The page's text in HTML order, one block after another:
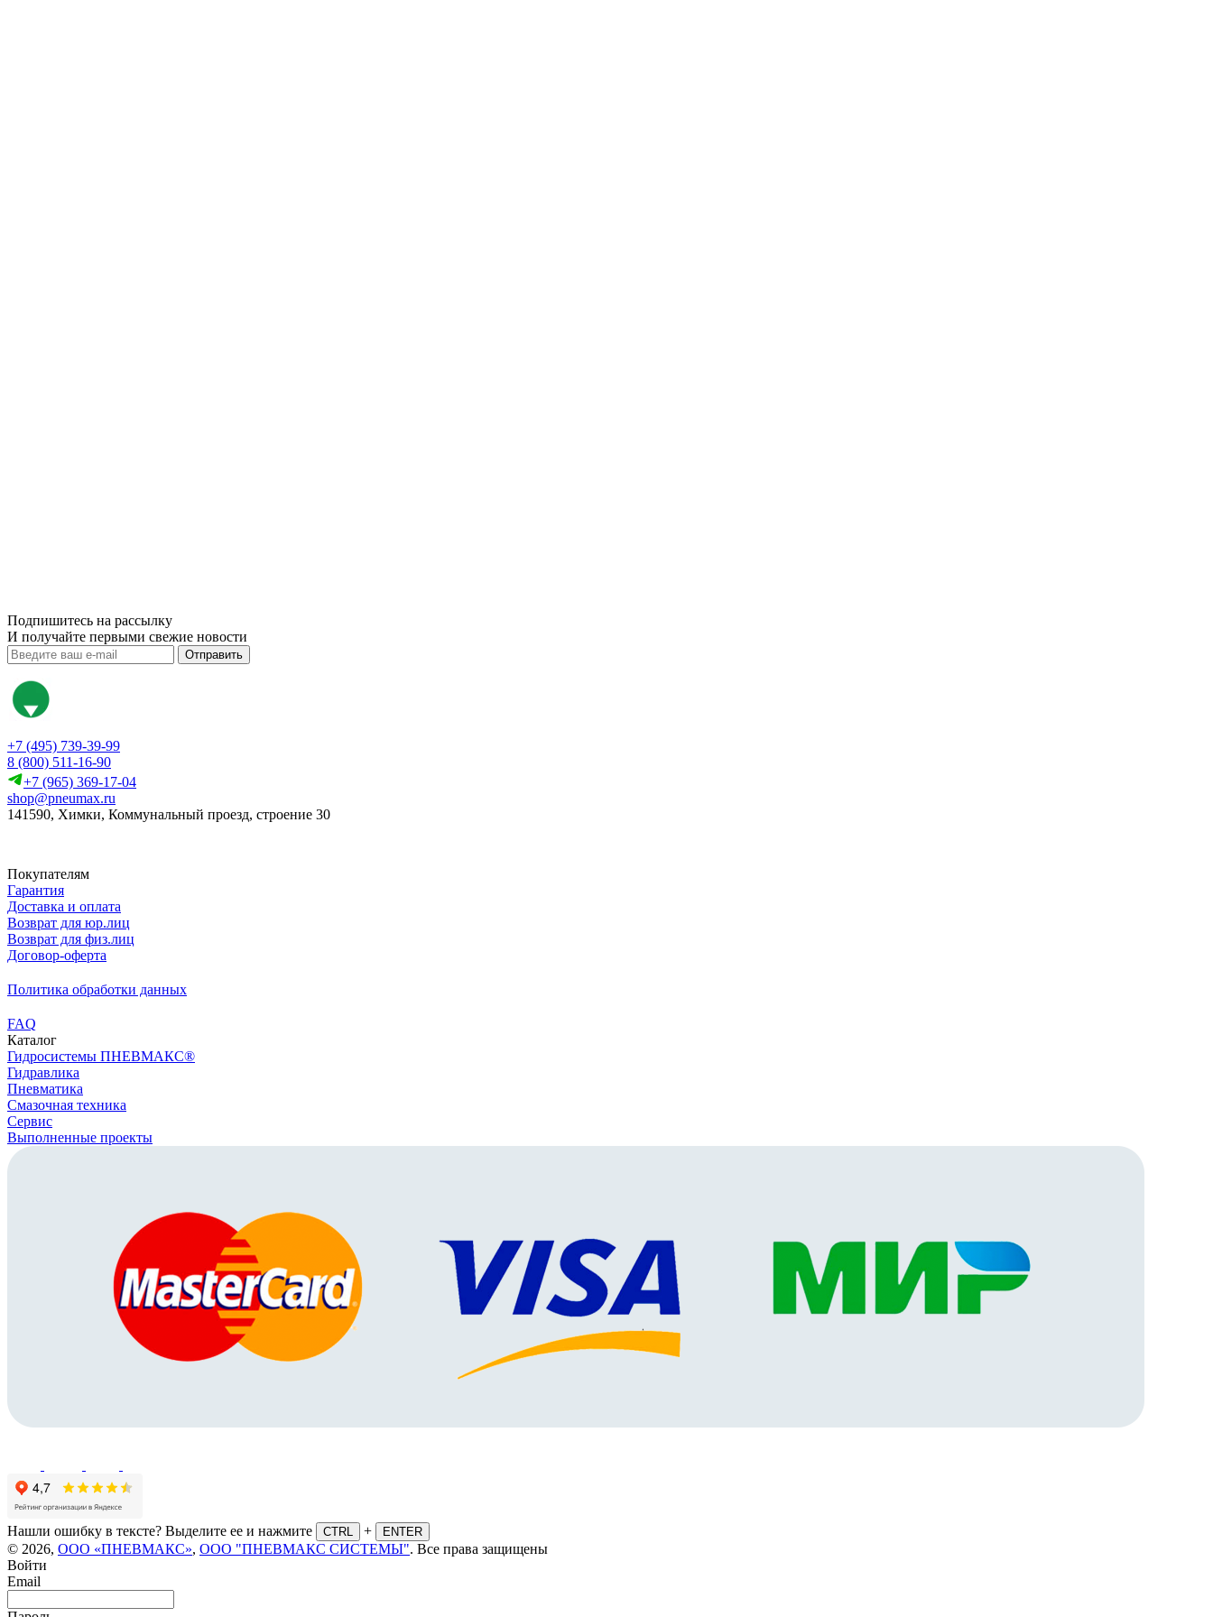
Подпишитесь на рассылку
И получайте первыми свежие новости
Отправить
+7 (495) 739-39-99
8 (800) 511-16-90
+7 (965) 369-17-04
shop@pneumax.ru
141590, Химки, Коммунальный проезд, строение 30
Покупателям
Гарантия
Доставка и оплата
Возврат для юр.лиц
Возврат для физ.лиц
Договор-оферта
Политика обработки данных
FAQ
Каталог
Гидросистемы ПНЕВМАКС®
Гидравлика
Пневматика
Смазочная техника
Сервис
Выполненные проекты
Нашли ошибку в тексте? Выделите ее и нажмите CTRL + ENTER
© 2026, ООО «ПНЕВМАКС», ООО "ПНЕВМАКС СИСТЕМЫ". Все права защищены
Войти
Email